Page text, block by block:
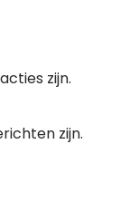
zijn.
zijn.